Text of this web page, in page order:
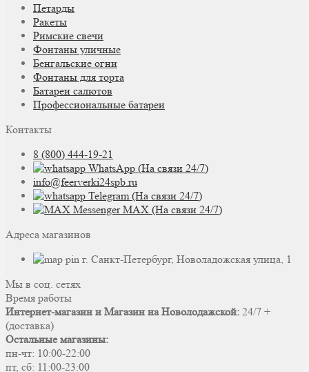
Петарды
Ракеты
Римские свечи
Фонтаны уличные
Бенгальские огни
Фонтаны для торта
Батареи салютов
Профессиональные батареи
Контакты
8 (800) 444-19-21
WhatsApp (На связи 24/7)
info@feerverki24spb.ru
Telegram (На связи 24/7)
MAX (На связи 24/7)
Адреса магазинов
г. Санкт-Петербург, Новоладожская улица, 1
Мы в соц. сетях
Время работы
Интернет-магазин и Магазин на Новолодажской: 24/7 +
(доставка)
Остальные магазины:
пн-чт: 10:00-22:00
пт, сб: 11:00-23:00